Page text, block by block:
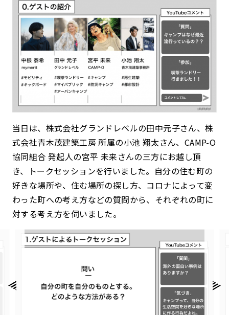
当日は、株式会社グランドレベルの田中元子さん、株
式会社青木茂建築工房 所属の小池 翔太さん、CAMP-O
協同組合 発起人の宮平 未来さんの三方にお越し頂
き、トークセッションを行いました。自分の住む町の
好きな場所や、住む場所の探し方、コロナによって変
わった町への考え方などの質問から、それぞれの町に
対する考え方を伺いました。